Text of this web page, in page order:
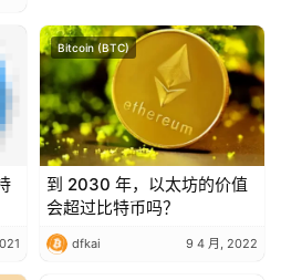
Bitcoin (BTC)
到 2030 年，以太坊的价值
会超过比特币吗？
dfkai 9 4 月, 2022